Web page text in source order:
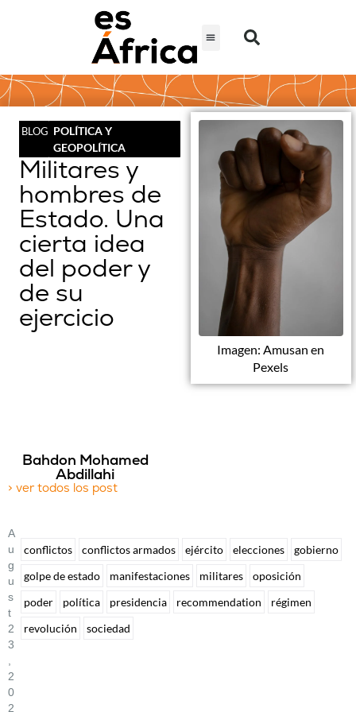
BLOG POLÍTICA Y
GEOPOLÍTICA
Militares y
hombres de
Estado. Una
cierta idea
del poder y
de su
ejercicio
Imagen: Amusan en
Pexels
Bahdon Mohamed
Abdillahi
> ver todos los post
A
U
G
U
S
T
2
3
2
0
2
conflictos conflictos armados ejército elecciones
gobierno
golpe de estado
manifestaciones militares
oposición
poder
política presidencia recommendation
régimen
revolución
sociedad